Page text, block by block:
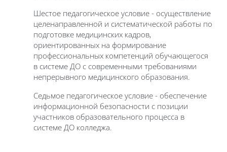
Шестое педагогическое условие - осуществление
целенаправленной и систематической работы по
подготовке медицинских кадров,
ориентированных на формирование
профессиональных компетенций обучающегося
в системе ДО с современными требованиями
непрерывного медицинского образования.
Седьмое педагогическое условие - обеспечение
информационной безопасности с позиции
участников образовательного процесса в
системе ДО колледжа.